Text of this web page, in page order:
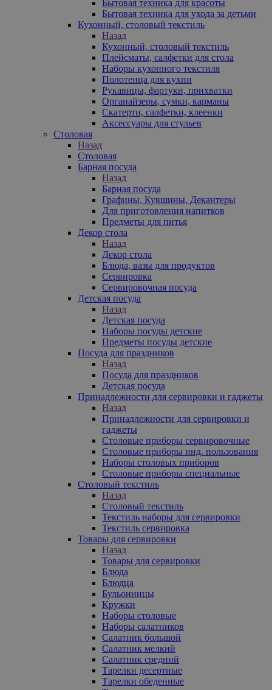
Бытовая техника для красоты
Бытовая техника для ухода за детьми
Кухонный, столовый текстиль
Назад
Кухонный, столовый текстиль
Плейсматы, салфетки для стола
Наборы кухонного текстиля
Полотенца для кухни
Рукавицы, фартуки, прихватки
Органайзеры, сумки, карманы
Скатерти, салфетки, клеенки
Аксессуары для стульев
Столовая
Назад
Столовая
Барная посуда
Назад
Барная посуда
Графины, Кувшины, Декантеры
Для приготовления напитков
Предметы для питья
Декор стола
Назад
Декор стола
Блюда, вазы для продуктов
Сервировка
Сервировочная посуда
Детская посуда
Назад
Детская посуда
Наборы посуды детские
Предметы посуды детские
Посуда для праздников
Назад
Посуда для праздников
Детская посуда
Принадлежности для сервировки и гаджеты
Назад
Принадлежности для сервировки и
гаджеты
Столовые приборы сервировочные
Столовые приборы инд. пользования
Наборы столовых приборов
Столовые приборы специальные
Столовый текстиль
Назад
Столовый текстиль
Текстиль наборы для сервировки
Текстиль сервировка
Товары для сервировки
Назад
Товары для сервировки
Блюда
Блюдца
Бульонницы
Кружки
Наборы столовые
Наборы салатников
Салатник большой
Салатник мелкий
Салатник средний
Тарелки десертные
Тарелки обеденные